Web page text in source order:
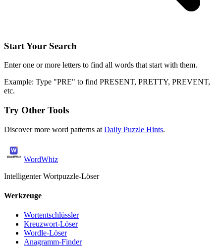
Start Your Search
Enter one or more letters to find all words that start with them.
Example: Type "PRE" to find PRESENT, PRETTY, PREVENT,
etc.
Try Other Tools
Discover more word patterns at Daily Puzzle Hints.
WordWhiz
Intelligenter Wortpuzzle-Löser
Werkzeuge
Wortentschlüssler
Kreuzwort-Löser
Wordle-Löser
Anagramm-Finder